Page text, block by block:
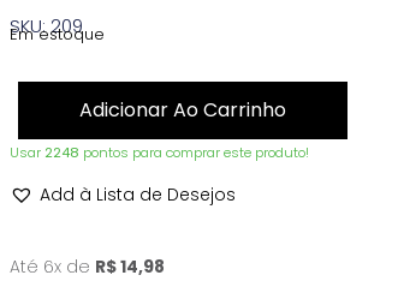
SKU: 209
Em estoque
Adicionar Ao Carrinho
Usar 2248 pontos para comprar este produto!
Add à Lista de Desejos
Até 6x de R$14,98